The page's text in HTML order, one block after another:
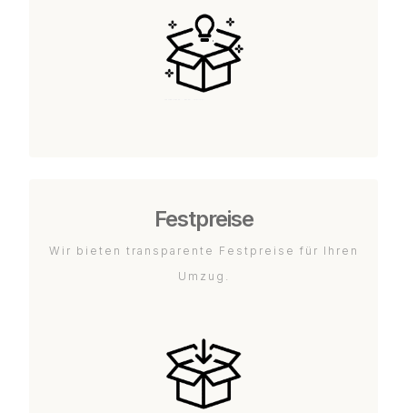
Festpreise
Wir bieten transparente Festpreise für Ihren
Umzug.